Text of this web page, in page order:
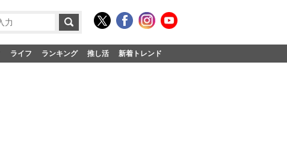
ライフ ランキング 推し活 新着トレンド